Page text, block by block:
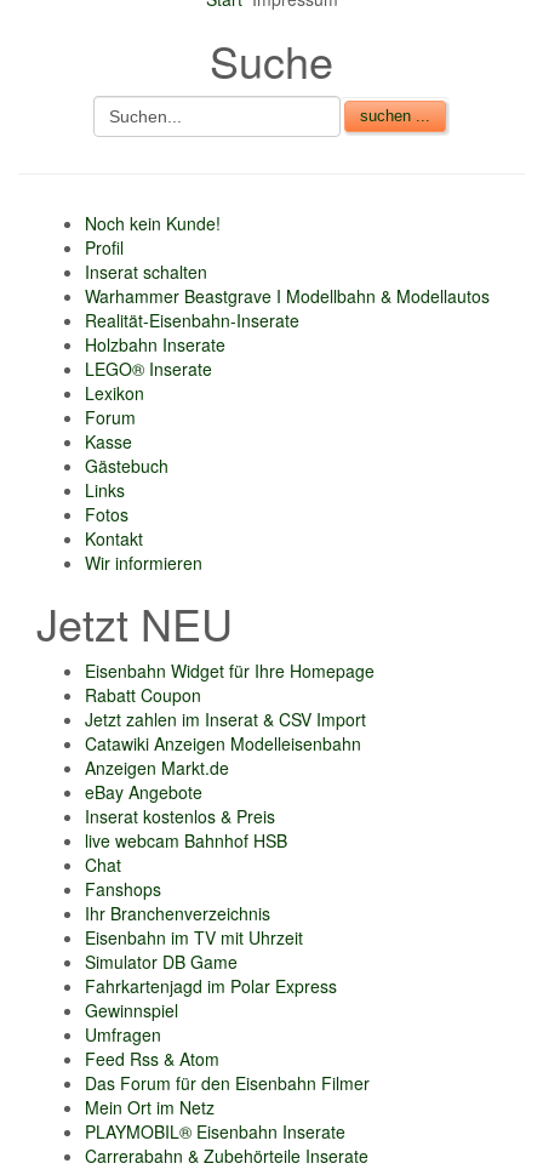
Suche
Noch kein Kunde!
Profil
Inserat schalten
Warhammer Beastgrave I Modellbahn & Modellautos
Realität-Eisenbahn-Inserate
Holzbahn Inserate
LEGO® Inserate
Lexikon
Forum
Kasse
Gästebuch
Links
Fotos
Kontakt
Wir informieren
Jetzt NEU
Eisenbahn Widget für Ihre Homepage
Rabatt Coupon
Jetzt zahlen im Inserat & CSV Import
Catawiki Anzeigen Modelleisenbahn
Anzeigen Markt.de
eBay Angebote
Inserat kostenlos & Preis
live webcam Bahnhof HSB
Chat
Fanshops
Ihr Branchenverzeichnis
Eisenbahn im TV mit Uhrzeit
Simulator DB Game
Fahrkartenjagd im Polar Express
Gewinnspiel
Umfragen
Feed Rss & Atom
Das Forum für den Eisenbahn Filmer
Mein Ort im Netz
PLAYMOBIL® Eisenbahn Inserate
Carrerabahn & Zubehörteile Inserate